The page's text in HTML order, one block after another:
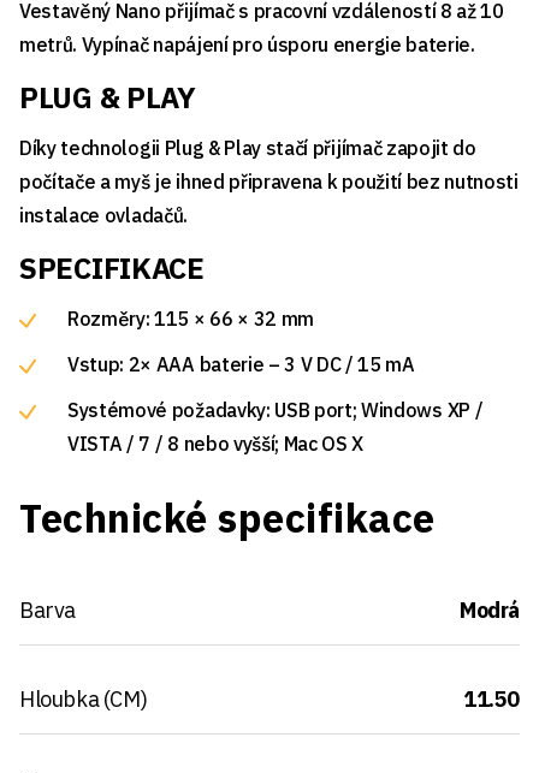
Vestavěný Nano přijímač s pracovní vzdáleností 8 až 10
metrů. Vypínač napájení pro úsporu energie baterie.
PLUG & PLAY
Díky technologii Plug & Play stačí přijímač zapojit do
počítače a myš je ihned připravena k použití bez nutnosti
instalace ovladačů.
SPECIFIKACE
Rozměry: 115 × 66 × 32 mm
Vstup: 2× AAA baterie – 3 V DC / 15 mA
Systémové požadavky: USB port; Windows XP /
VISTA / 7 / 8 nebo vyšší; Mac OS X
Technické specifikace
Barva Modrá
Hloubka (CM) 11.50